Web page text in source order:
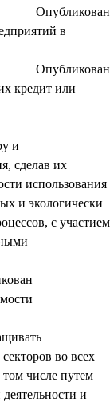
Опубликован
в
Опубликован
кредит или
и
сделав их
использования
и экологически
с участием
во всех
том числе путем
и